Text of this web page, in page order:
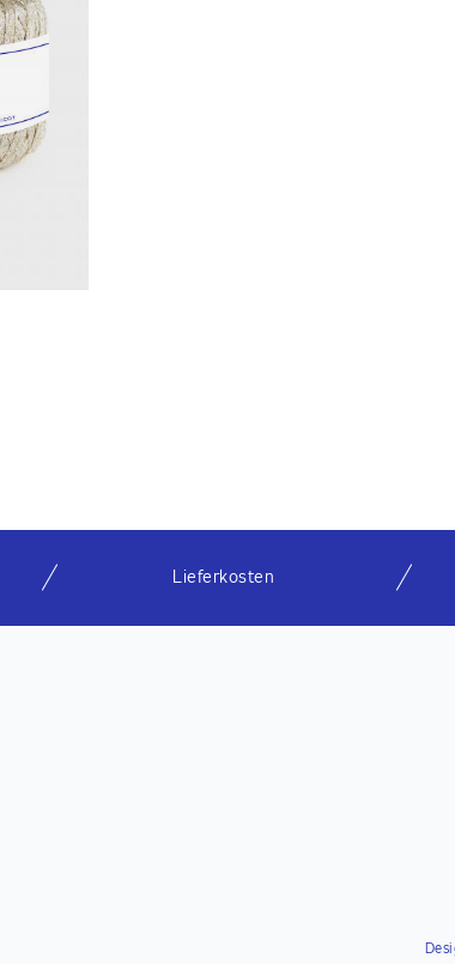
Lieferkosten